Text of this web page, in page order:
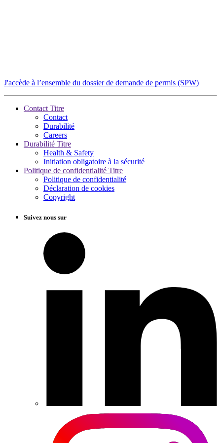
J'accède à l’ensemble du dossier de demande de permis (SPW)
Contact Titre
Contact
Durabilité
Careers
Durabilité Titre
Health & Safety
Initiation obligatoire à la sécurité
Politique de confidentialité Titre
Politique de confidentialité
Déclaration de cookies
Copyright
Suivez nous sur